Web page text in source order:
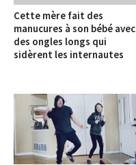
Cette mère fait des
manucures à son bébé avec
des ongles longs qui
sidèrent les internautes